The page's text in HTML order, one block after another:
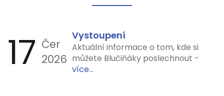
17 Čer
2026
Vystoupení
Aktuální informace o tom, kde si
můžete Blučiňáky poslechnout -
více...